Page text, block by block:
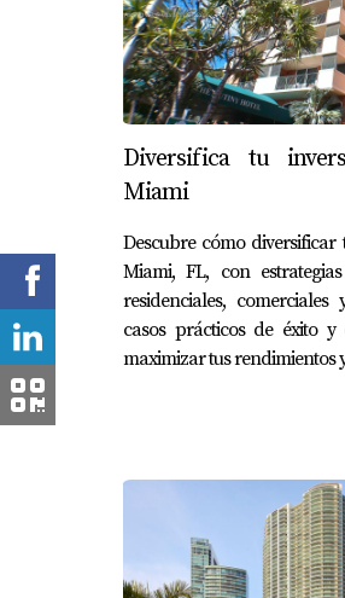
Diversifica tu
Miami
Descubre cómo
Miami, FL, con
residenciales,
casos prácticos de éxito
maximizar tus rendimientos